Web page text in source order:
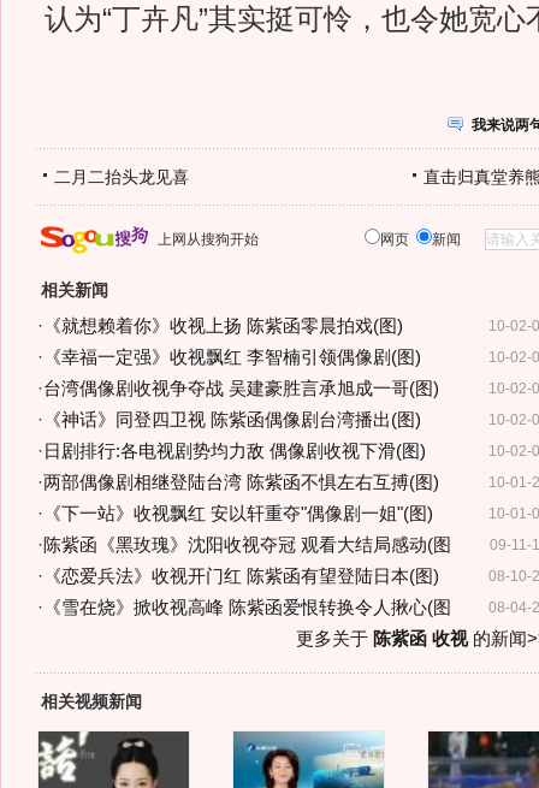
认为“丁卉凡”其实挺可怜，也令她宽心
我来说两
二月二抬头龙见喜 直击归真堂养
上网从搜狗开始 网页 新闻
相关新闻
10-02-
· 《就想赖着你》收视上扬 陈紫函零晨拍戏(图)
10-02-
· 《幸福一定强》收视飘红 李智楠引领偶像剧(图)
10-02-
·台湾偶像剧收视争夺战 吴建豪胜言承旭成一哥(图)
10-02-
· 《神话》同登四卫视 陈紫函偶像剧台湾播出(图)
10-02-
· 日剧排行:各电视剧势均力敌 偶像剧收视下滑(图)
10-01-
·两部偶像剧相继登陆台湾 陈紫函不惧左右互搏(图)
10-01-
· 《下一站》收视飘红 安以轩重夺"偶像剧一姐"(图)
09-11-
·陈紫函《黑玫瑰》沈阳收视夺冠 观看大结局感动(图
08-10-
· 《恋爱兵法》收视开门红 陈紫函有望登陆日本(图)
08-04-
· 《雪在烧》掀收视高峰 陈紫函爱恨转换令人揪心(图
更多关于 陈紫函 收视的新闻
相关视频新闻